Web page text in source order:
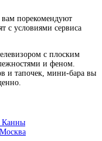
порекомендуют
с условиями сервиса
с плоским
и феном.
и тапочек, мини-бара вы
Канны